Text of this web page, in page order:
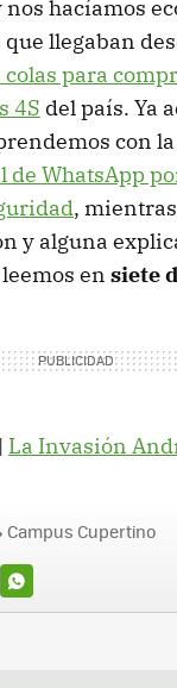
hacíamos
llegaban
para
4S del país. Ya
con
WhatsApp
,
y alguna
en siete
La Invasión
WHATSAPP
Campus Cupertino